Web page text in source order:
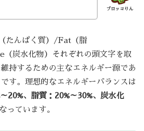
ブロッコりん
たんぱく質）/Fat（脂
炭水化物）それぞれの頭文字を取
持するための主なエネルギー源であ
す。理想的なエネルギーバランスは
20%、脂質：20%～30%、炭水化
っています。